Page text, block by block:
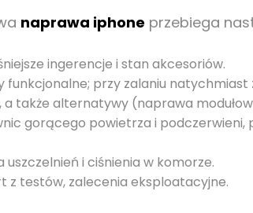
naprawa iphone przebiega
ingerencje i stan akcesoriów.
przy zalaniu
także alternatywy (naprawa
gorącego powietrza i
i ciśnienia w komorze.
z testów, zalecenia eksploatacyjne.